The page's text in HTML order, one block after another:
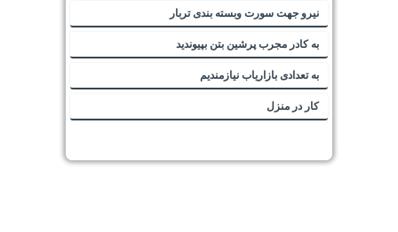
نیرو جهت سورت وبسته بندی تربار
به کادر مجرب پرشین بتن بپیوندید
به تعدادی بازاریاب نیازمندیم
کار در منزل